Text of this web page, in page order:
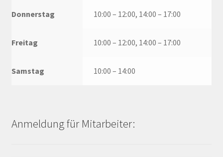
Donnerstag 10:00 – 12:00, 14:00 – 17:00
Freitag 10:00 – 12:00, 14:00 – 17:00
Samstag 10:00 – 14:00
Anmeldung für Mitarbeiter: